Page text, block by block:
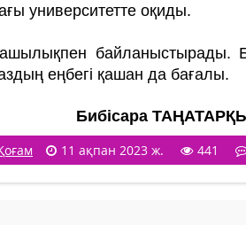
университетте оқиды.
байланыстырады.
еңбегі қашан да бағалы.
Бибісара
11 ақпан 2023 ж. 441